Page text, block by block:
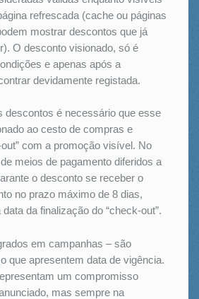
refrescada (cache ou páginas
mostrar descontos que já
O desconto visionado, só é
e apenas após a
devidamente registada.
descontos é necessário que esse
ao cesto de compras e
com a promoção visível. No
meios de pagamento diferidos a
o desconto se receber o
no prazo máximo de 8 dias,
da finalização do “check-out”.
em campanhas – são
que apresentem data de vigência.
um compromisso
mas sempre na